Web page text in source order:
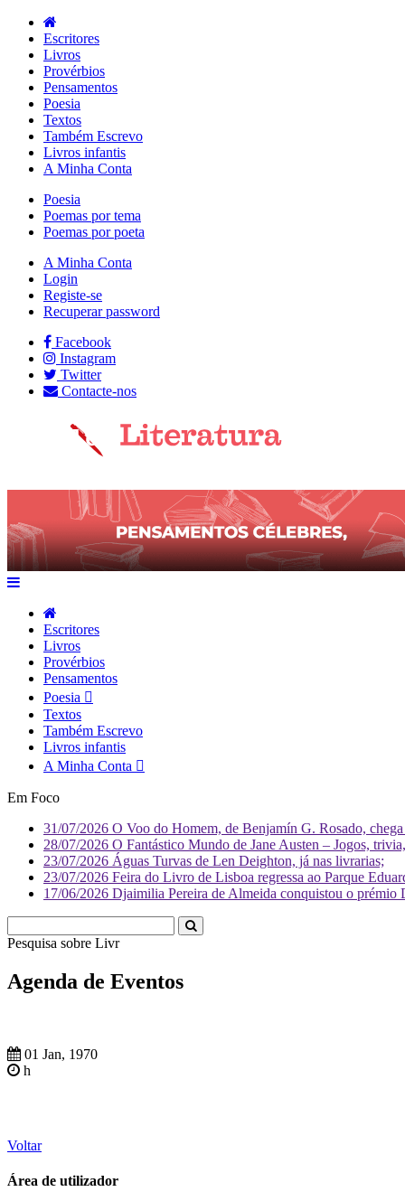
Escritores
Livros
Provérbios
Pensamentos
Poesia
Textos
Também Escrevo
Livros infantis
A Minha Conta
Poesia
Poemas por tema
Poemas por poeta
A Minha Conta
Login
Registe-se
Recuperar password
Facebook
Instagram
Twitter
Contacte-nos
Escritores
Livros
Provérbios
Pensamentos
Poesia
Textos
Também Escrevo
Livros infantis
A Minha Conta
Em Foco
31/07/2026 O Voo do Homem, de Benjamín G. Rosado,
28/07/2026 O Fantástico Mundo de Jane Austen – Jogos,
23/07/2026 Águas Turvas de Len Deighton, já nas livrarias;
23/07/2026 Feira do Livro de Lisboa regressa ao Parque
17/06/2026 Djaimilia Pereira de Almeida conquistou o
Pesquisa sobre Literatura
Agenda de Eventos
01 Jan, 1970
h
Voltar
Área de utilizador